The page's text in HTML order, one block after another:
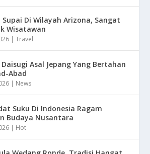
Supai Di Wilayah Arizona, Sangat
Wisatawan
|Travel
Asal Jepang Yang Bertahan
Abad
| News
Suku Di Indonesia Ragam
Budaya Nusantara
| Hot